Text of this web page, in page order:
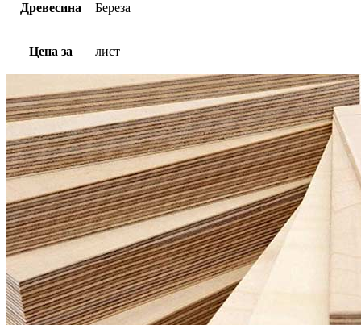
Древесина Береза
Цена за лист